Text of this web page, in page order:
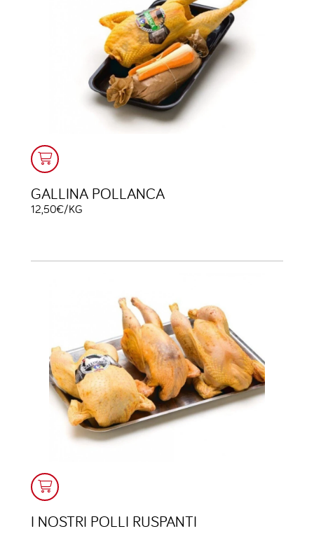
GALLINA POLLANCA
12,50€/KG
I NOSTRI POLLI RUSPANTI